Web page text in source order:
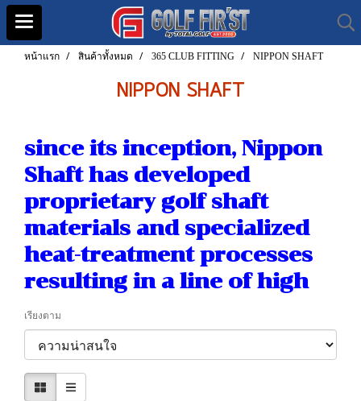
หน้าแรก สินค้าทั้งหมด 365 CLUB FITTING NIPPON SHAFT
NIPPON SHAFT
since its inception, Nippon
Shaft has developed
proprietary golf shaft
materials and specialized
heat-treatment processes
resulting in a line of high
เรียงตาม